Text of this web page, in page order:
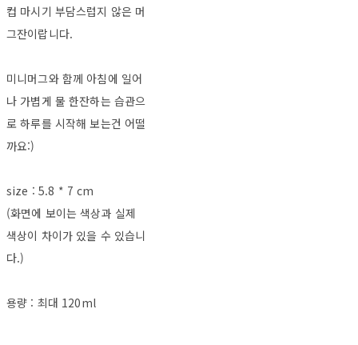
컵 마시기 부담스럽지 않은 머
그잔이랍니다.
미니머그와 함께 아침에 일어
나 가볍게 물 한잔하는 습관으
로 하루를 시작해 보는건 어떨
까요:)
size : 5.8 * 7 cm
(화면에 보이는 색상과 실제
색상이 차이가 있을 수 있습니
다.)
용량 : 최대 120ml